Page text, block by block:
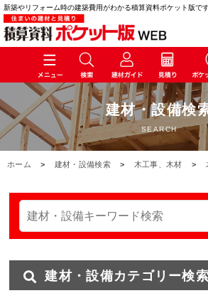
新築やリフォーム時の建築費用がわかる積算資料ポケット版です
建材・設備検
SEARCH
ホーム > 建材・設備検索 > 木工事、木材 >
建材・設備カテゴリー検索